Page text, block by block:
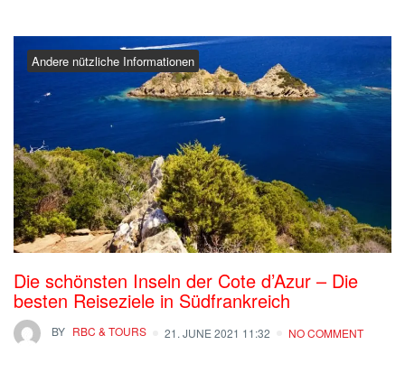
Andere nützliche Informationen
Die schönsten Inseln der Cote d’Azur – Die
besten Reiseziele in Südfrankreich
BY RBC & TOURS 21. JUNE 2021 11:32 NO COMMENT